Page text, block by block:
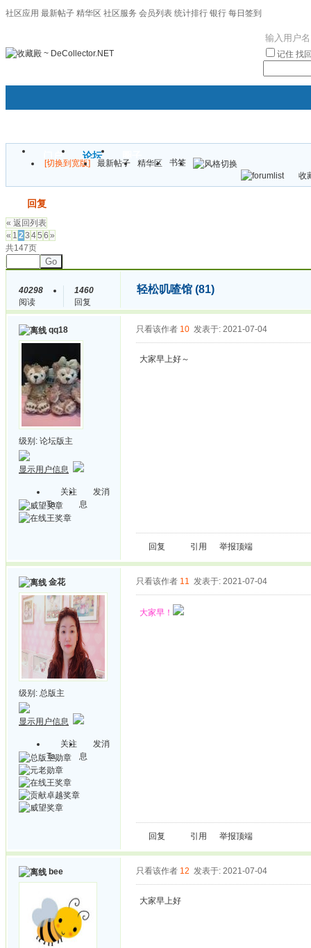
社区应用 最新帖子 精华区 社区服务 会员列表 统计排行 银行 每日签到
记住 找
门户 论坛
[切换到宽版] 最新帖子 精华区
书签
收
回复
« 返回列表
« 1 23 45 6 »
共147页
Go
40298
阅读
1460
回复
轻松叽喳馆 (81)
qq18
级别: 论坛版主
显示用户信息
关注
Ta
发消
息
只看该作者 10 发表于: 2021-07-04
大家早上好～
回复 引用 举报顶端
金花
级别: 总版主
显示用户信息
关注
Ta
发消
息
只看该作者 11 发表于: 2021-07-04
大家早！
回复 引用 举报顶端
bee 只看该作者 12 发表于: 2021-07-04
大家早上好